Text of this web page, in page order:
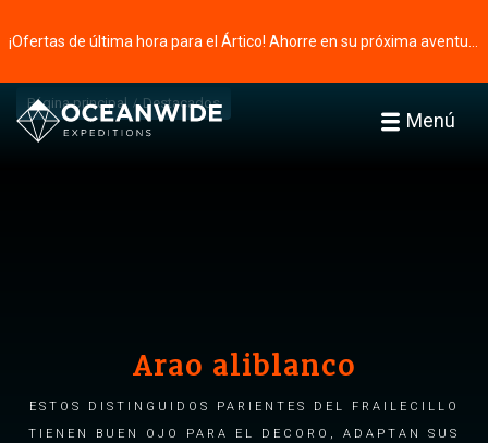
Menú
Página principal Destacados
Arao aliblanco
Estos distinguidos parientes del frailecillo
tienen buen ojo para el decoro, adaptan sus